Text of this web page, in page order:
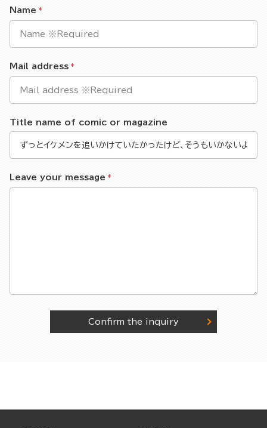
Name
Mail address
Title name of comic or magazine
Leave your message
Confirm the inquiry